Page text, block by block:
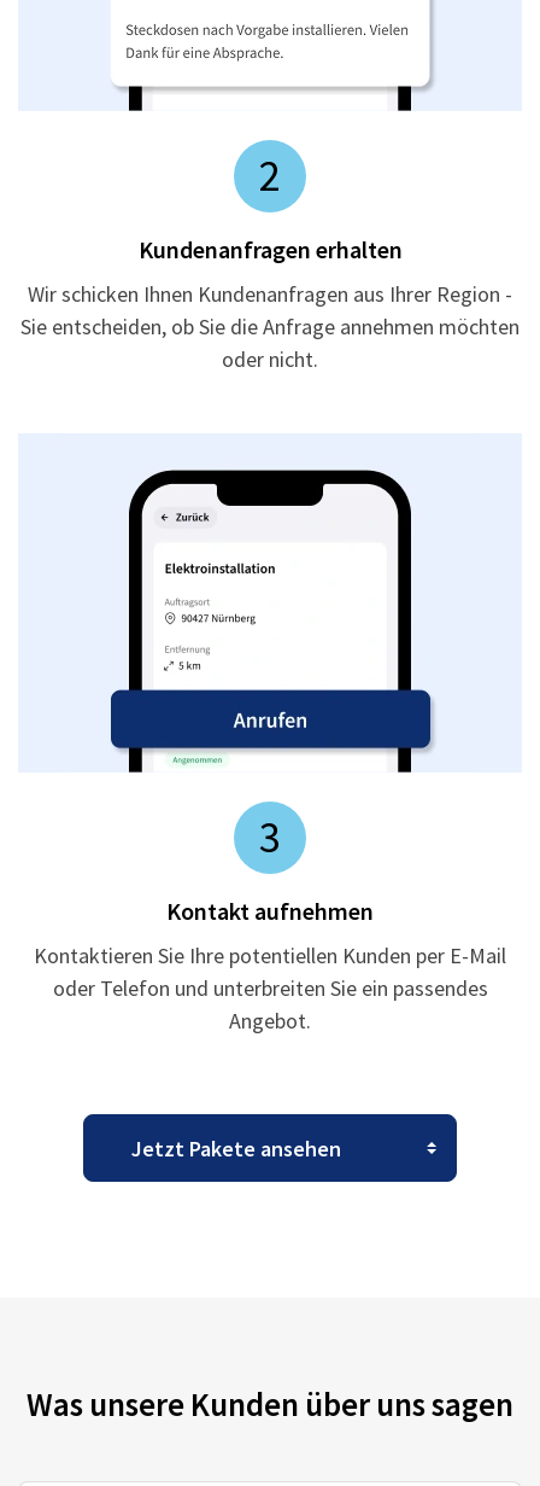
2
Kundenanfragen erhalten
Wir schicken Ihnen Kundenanfragen aus Ihrer Region -
Sie entscheiden, ob Sie die Anfrage annehmen möchten
oder nicht.
3
Kontakt aufnehmen
Kontaktieren Sie Ihre potentiellen Kunden per E-Mail
oder Telefon und unterbreiten Sie ein passendes
Angebot.
Was unsere Kunden über uns sagen